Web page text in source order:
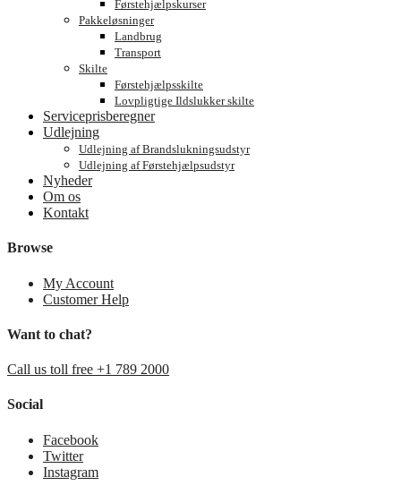
Førstehjælpskurser
Pakkeløsninger
Landbrug
Transport
Skilte
Førstehjælpsskilte
Lovpligtige Ildslukker skilte
Serviceprisberegner
Udlejning
Udlejning af Brandslukningsudstyr
Udlejning af Førstehjælpsudstyr
Nyheder
Om os
Kontakt
Browse
My Account
Customer Help
Want to chat?
Call us toll free +1 789 2000
Social
Facebook
Twitter
Instagram